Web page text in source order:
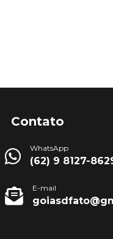
Contato
WhatsApp
(62) 9 8127-
E-mail